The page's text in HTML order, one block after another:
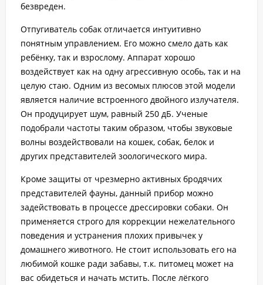
безвреден.
Отпугиватель собак отличается интуитивно
понятным управлением. Его можно смело дать как
ребёнку, так и взрослому. Аппарат хорошо
воздействует как на одну агрессивную особь, так и на
целую стаю. Одним из весомых плюсов этой модели
является наличие встроенного двойного излучателя.
Он продуцирует шум, равный 250 дБ. Ученые
подобрали частоты таким образом, чтобы звуковые
волны воздействовали на кошек, собак, белок и
других представителей зоологического мира.
Кроме защиты от чрезмерно активных бродячих
представителей фауны, данный прибор можно
задействовать в процессе дрессировки собаки. Он
применяется строго для коррекции нежелательного
поведения и устранения плохих привычек у
домашнего животного. Не стоит использовать его на
любимой кошке ради забавы, т.к. питомец может на
вас обидеться и начать мстить. После лёгкого